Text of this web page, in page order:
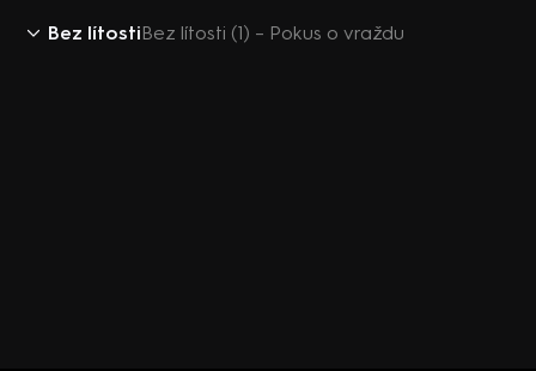
Bez lítostiBez lítosti (1) – Pokus o vraždu